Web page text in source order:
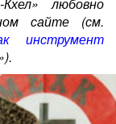
сайте (см.
инструмент